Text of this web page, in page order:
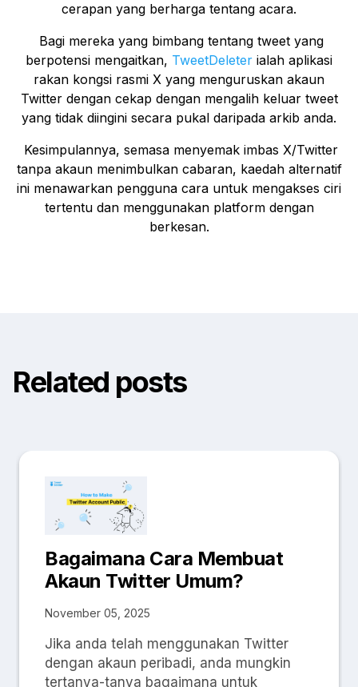
cerapan yang berharga tentang acara.
Bagi mereka yang bimbang tentang tweet yang
berpotensi mengaitkan, TweetDeleter ialah aplikasi
rakan kongsi rasmi X yang menguruskan akaun
Twitter dengan cekap dengan mengalih keluar tweet
yang tidak diingini secara pukal daripada arkib anda.
Kesimpulannya, semasa menyemak imbas X/Twitter
tanpa akaun menimbulkan cabaran, kaedah alternatif
ini menawarkan pengguna cara untuk mengakses ciri
tertentu dan menggunakan platform dengan
berkesan.
Related posts
Bagaimana Cara Membuat
Akaun Twitter Umum?
November 05, 2025
Jika anda telah menggunakan Twitter
dengan akaun peribadi, anda mungkin
tertanya-tanya bagaimana untuk